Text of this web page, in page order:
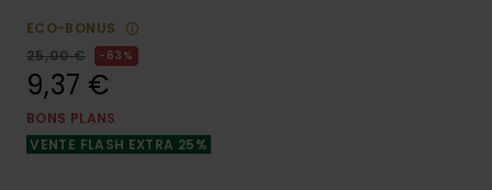
ECO-BONUS
25,00 €
63%
9,37 €
BONS PLANS
VENTE FLASH EXTRA 25%